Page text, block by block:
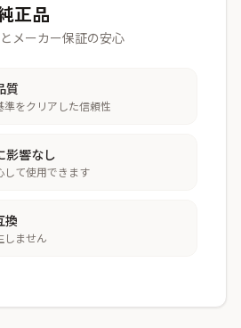
正品
メーカー保証の安心
質
準をクリアした信頼性
影響なし
して使用できます
換
しません